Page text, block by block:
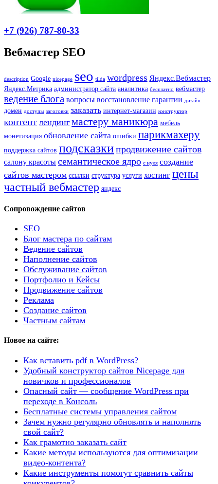
+7 (926) 787-80-33
Вебмастер SEO
description Google nicepage seo tilda wordpress Яндекс.Вебмастер
Яндекс.Метрика администратор сайта аналитика бесплатно вебмастер
ведение блога вопросы восстановление гарантии дизайн
домен доступы загоговки заказать интернет-магазин конструктор
контент лендинг мастеру маникюра мебель
монетизация обновление сайта ошибки парикмахеру
поддержка сайтов подсказкипродвижение сайтов
салону красоты семантическое ядро с нуля создание
сайтов мастером ссылки структура услуги хостинг цены
частный вебмастер яндекс
Сопровождение сайтов
SEO
Блог мастера по сайтам
Ведение сайтов
Наполнение сайтов
Обслуживание сайтов
Портфолио и Кейсы
Продвижение сайтов
Реклама
Создание сайтов
Частным сайтам
Новое на сайте:
Как вставить pdf в WordPress?
Удобный конструктор сайтов Nicepage для
новичков и профессионалов
Опасный сайт — сообщение WordPress при
переходе в Консоль
Бесплатные системы управления сайтом
Зачем нужно регулярно обновлять и наполнять
свой сайт?
Как грамотно заказать сайт
Какие методы используются для оптимизации
видео-контента?
Какие инструменты помогут сравнить сайты